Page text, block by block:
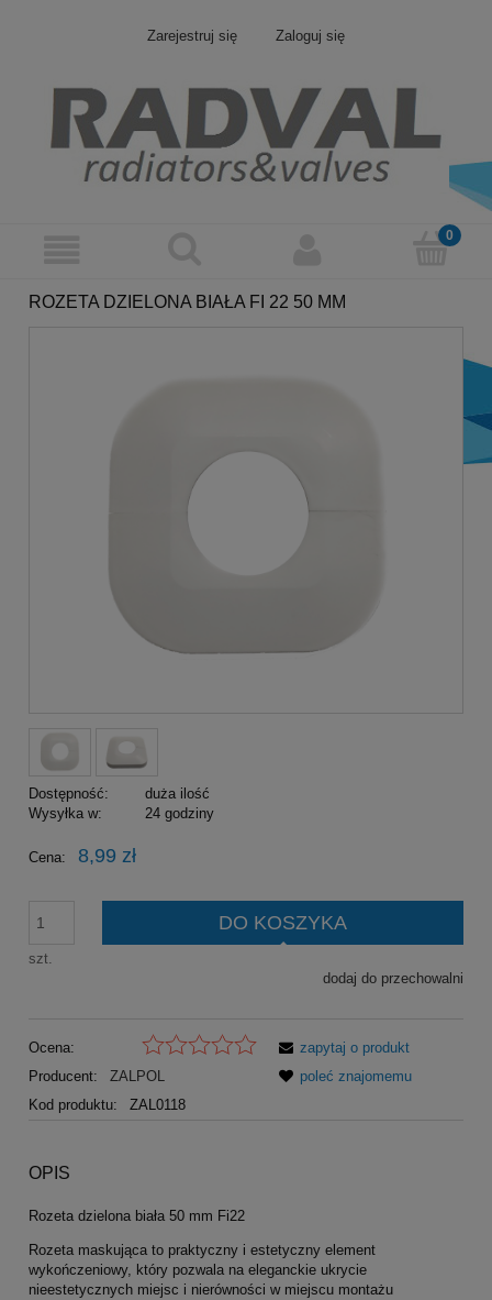
Zarejestruj się Zaloguj się
ROZETA DZIELONA BIAŁA FI 22 50 MM
Dostępność:
duża ilość
Wysyłka w:
24 godziny
Cena: 8,99 zł
szt.
DO KOSZYKA
dodaj do przechowalni
Ocena:
Producent:
ZALPOL
Kod produktu:
ZAL0118
zapytaj o produkt
poleć znajomemu
OPIS
Rozeta dzielona biała 50 mm Fi22
Rozeta maskująca to praktyczny i estetyczny element
wykończeniowy, który pozwala na eleganckie ukrycie
nieestetycznych miejsc i nierówności w miejscu montażu